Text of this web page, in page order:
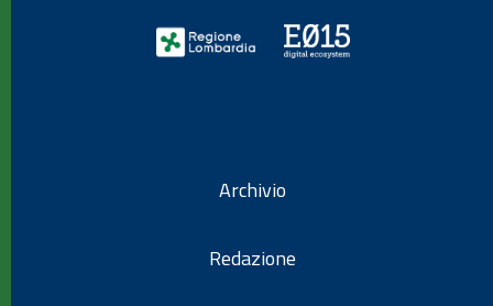
Archivio
Redazione